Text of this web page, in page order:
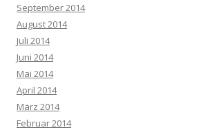
September 2014
August 2014
Juli 2014
Juni 2014
Mai 2014
April 2014
März 2014
Februar 2014